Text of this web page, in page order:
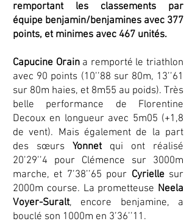
remportant les classements par
équipe benjamin/benjamines avec 377
points, et minimes avec 467 unités.
Capucine Oraina remporté le triathlon
avec 90 points (10’’88 sur 80m, 13’’61
sur 80m haies, et 8m55 au poids). Très
belle performance de Florentine
Decoux en longueur avec 5m05 (+1,8
de vent). Mais également de la part
des sœurs Yonnetqui ont réalisé
20’29’’4 pour Clémence sur 3000m
marche, et 7’38’’65 pour Cyrielle sur
2000m course. La prometteuse Neela
Voyer-Suralt, encore benjamine, a
bouclé son 1000m en 3’36’’11.